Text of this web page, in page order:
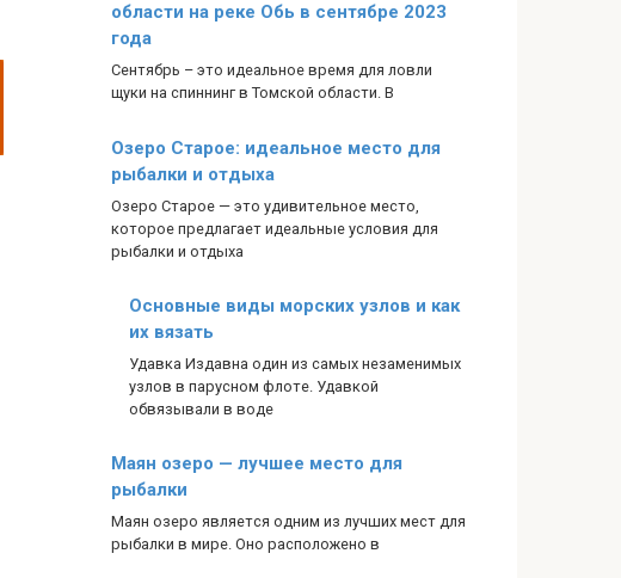
области на реке Обь в сентябре 2023
года
Сентябрь – это идеальное время для ловли
щуки на спиннинг в Томской области. В
Озеро Старое: идеальное место для
рыбалки и отдыха
Озеро Старое — это удивительное место,
которое предлагает идеальные условия для
рыбалки и отдыха
Основные виды морских узлов и как
их вязать
Удавка Издавна один из самых незаменимых
узлов в парусном флоте. Удавкой
обвязывали в воде
Маян озеро — лучшее место для
рыбалки
Маян озеро является одним из лучших мест для
рыбалки в мире. Оно расположено в